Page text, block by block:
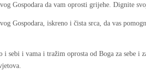
Gospodara da vam oprosti grijehe. Dignite
Gospodara, iskreno i čista srca, da vas
i sebi i vama i tražim oprosta od Boga za sebe i